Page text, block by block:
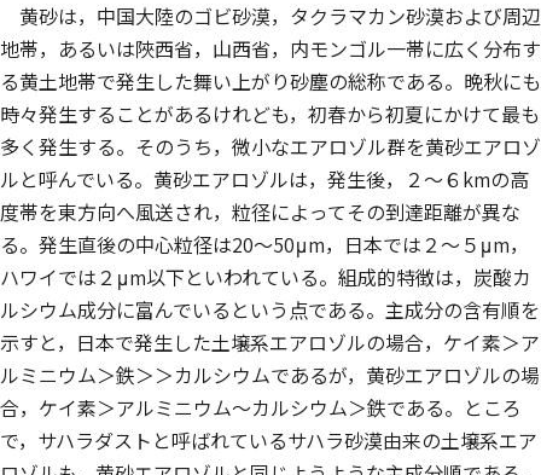
黄砂は，中国大陸のゴビ砂漠，タクラマカン砂漠および周辺
地帯，あるいは陜西省，山西省，内モンゴル一帯に広く分布す
る黄土地帯で発生した舞い上がり砂塵の総称である。晩秋にも
時々発生することがあるけれども，初春から初夏にかけて最も
多く発生する。そのうち，微小なエアロゾル群を黄砂エアロゾ
ルと呼んでいる。黄砂エアロゾルは，発生後，２～６kmの高
度帯を東方向へ風送され，粒径によってその到達距離が異な
る。発生直後の中心粒径は20～50μm，日本では２～５μm，
ハワイでは２μm以下といわれている。組成的特徴は，炭酸カ
ルシウム成分に富んでいるという点である。主成分の含有順を
示すと，日本で発生した土壌系エアロゾルの場合，ケイ素＞ア
ルミニウム＞鉄＞＞カルシウムであるが，黄砂エアロゾルの場
合，ケイ素＞アルミニウム～カルシウム＞鉄である。ところ
で，サハラダストと呼ばれているサハラ砂漠由来の土壌系エア